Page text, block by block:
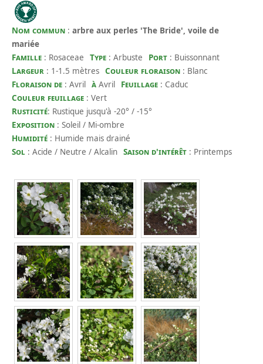
Nom commun : arbre aux perles 'The Bride', voile de
mariée
Famille : Rosaceae Type : Arbuste Port : Buissonnant
Largeur : 1-1.5 mètres Couleur floraison : Blanc
Floraison de : Avril à Avril Feuillage : Caduc
Couleur feuillage : Vert
Rusticité: Rustique jusqu'à -20° / -15°
Exposition : Soleil / Mi-ombre
Humidité : Humide mais drainé
Sol : Acide / Neutre / Alcalin Saison d'intérêt : Printemps